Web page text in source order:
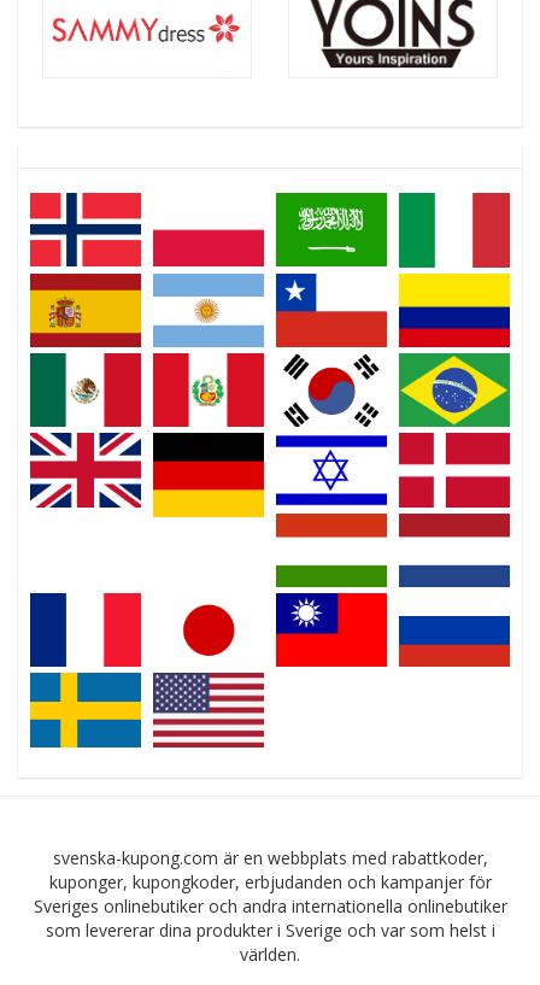
svenska-kupong.com är en webbplats med rabattkoder,
kuponger, kupongkoder, erbjudanden och kampanjer för
Sveriges onlinebutiker och andra internationella onlinebutiker
som levererar dina produkter i Sverige och var som helst i
världen.